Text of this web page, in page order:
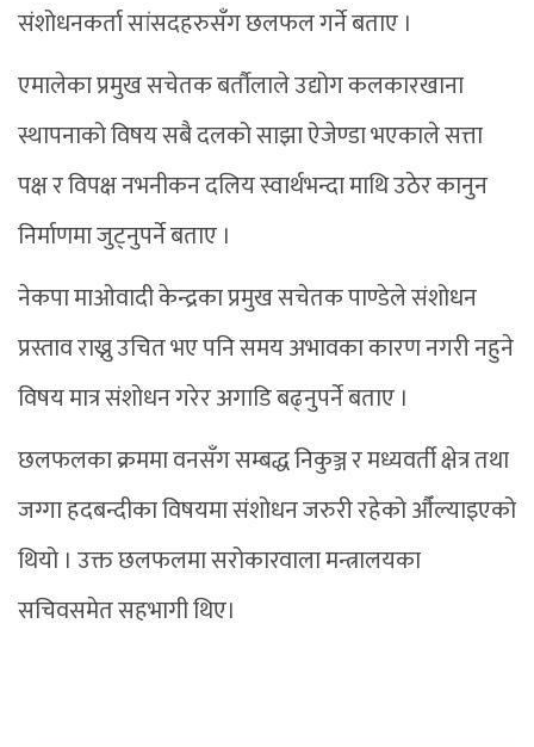
संशोधनकर्ता सांसदहरुसँग छलफल गर्ने बताए ।
एमालेका प्रमुख सचेतक बर्तौलाले उद्योग कलकारखाना
स्थापनाको विषय सबै दलको साझा ऐजेण्डा भएकाले सत्ता
पक्ष र विपक्ष नभनीकन दलिय स्वार्थभन्दा माथि उठेर कानुन
निर्माणमा जुट्नुपर्ने बताए ।
नेकपा माओवादी केन्द्रका प्रमुख सचेतक पाण्डेले संशोधन
प्रस्ताव राख्नु उचित भए पनि समय अभावका कारण नगरी नहुने
विषय मात्र संशोधन गरेर अगाडि बढ्नुपर्ने बताए ।
छलफलका क्रममा वनसँग सम्बद्ध निकुञ्ज र मध्यवर्ती क्षेत्र तथा
जग्गा हदबन्दीका विषयमा संशोधन जरुरी रहेको औँल्याइएको
थियो । उक्त छलफलमा सरोकारवाला मन्त्रालयका
सचिवसमेत सहभागी थिए।